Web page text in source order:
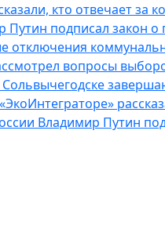
кто отвечает за
Путин подписал закон
отключения
вопросы
Сольвычегодске
Владимир Путин